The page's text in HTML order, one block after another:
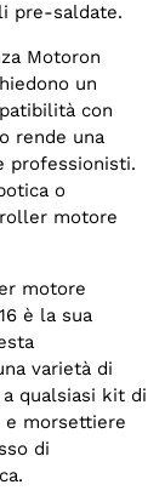
pre-saldate.
Motoron
un
con
rende una
professionisti.
o
motore
motore
è la sua
varietà di
qualsiasi kit di
morsettiere
di